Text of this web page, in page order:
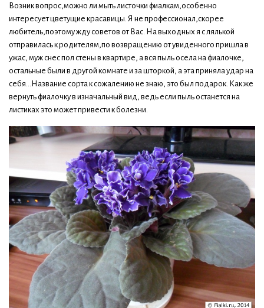
Возник вопрос,можно ли мыть листочки фиалкам,особенно
интересует цветущие красавицы. Я не профессионал,скорее
любитель,поэтому жду советов от Вас. На выходных я с лялькой
отправилась к родителям,по возвращению от увиденного пришла в
ужас, муж снес пол стены в квартире, а вся пыль осела на фиалочке,
остальные были в другой комнате и за шторкой, а эта приняла удар на
себя...Название сорта к сожалению не знаю, это был подарок. Как же
вернуть фиалочку в изначальный вид, ведь если пыль останется на
листиках это может привести к болезни.